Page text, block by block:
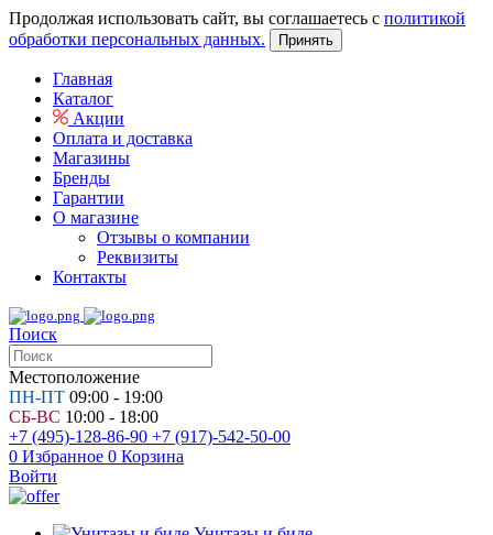
Продолжая использовать сайт, вы соглашаетесь с политикой
обработки персональных данных.
Принять
Главная
Каталог
Акции
Оплата и доставка
Магазины
Бренды
Гарантии
О магазине
Отзывы о компании
Реквизиты
Контакты
Поиск
Местоположение
ПН-ПТ 09:00 - 19:00
СБ-ВС 10:00 - 18:00
+7 (495)-128-86-90 +7 (917)-542-50-00
0 Избранное 0 Корзина
Войти